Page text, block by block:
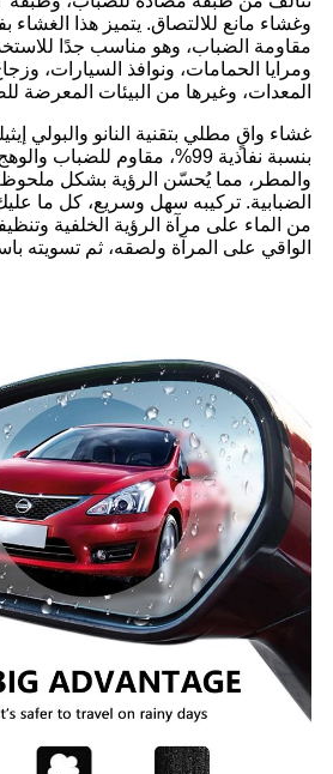
وغشاء مانع للالتصاق. يتميز هذا الغشاء
مقاومة الضباب، وهو مناسب جدًا
ومرايا الحمامات، ونوافذ السيارات،
المعدات، وغيرها من البيئات المعرضة
بنسبة نفاذية 99%، مقاوم
والمطر، مما يُحسّن الرؤية بشكل ملحوظ
الضبابية. تركيبه سهل وسريع، كل ما
من الماء على مرآة الرؤية الخلفية
الواقي على المرآة ولصقه، ثم تسويته